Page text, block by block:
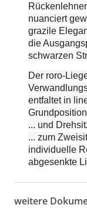
nuanciert
grazile
die
schwarzen
Der roro-
entfaltet in
... und
... zum
individuelle
abgesenkte
weitere